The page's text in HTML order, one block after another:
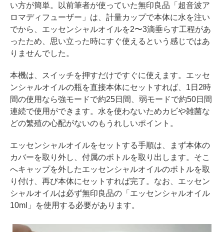
い方が簡単。以前筆者が使っていた無印良品「超音波ア
ロマディフューザー」は、計量カップで本体に水を注い
でから、エッセンシャルオイルを2〜3滴垂らす工程があ
ったため、思い立った時にすぐ使えるという感じではあ
りませんでした。
本機は、スイッチを押すだけですぐに使えます。エッセ
ンシャルオイルの瓶を直接本体にセットすれば、1日2時
間の使用なら強モードで約25日間、弱モードで約50日間
連続で使用ができます。水を使わないためカビや雑菌な
どの繁殖の心配がないのもうれしいポイント。
エッセンシャルオイルをセットする手順は、まず本体の
カバーを取り外し、付属のボトルを取り出します。そこ
へキャップを外したエッセンシャルオイルのボトルを取
り付け、再び本体にセットすれば完了。なお、エッセン
シャルオイルは必ず無印良品の「エッセンシャルオイル
10ml」を使用する必要があります。